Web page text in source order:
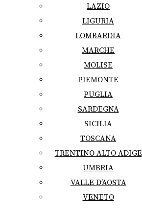
LAZIO
LIGURIA
LOMBARDIA
MARCHE
MOLISE
PIEMONTE
PUGLIA
SARDEGNA
SICILIA
TOSCANA
TRENTINO ALTO ADIGE
UMBRIA
VALLE D’AOSTA
VENETO